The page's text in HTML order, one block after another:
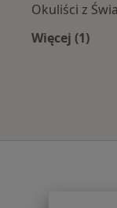
Okuliści z
Więcej (1)